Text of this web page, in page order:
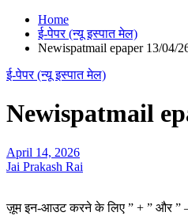
Home
ई-पेपर (न्यू इस्पात मेल)
Newispatmail epaper 13/04/
ई-पेपर (न्यू इस्पात मेल)
Newispatmail
April 14, 2026
Jai Prakash Rai
ज़ूम इन-आउट करने के लिए ” + ” और ”